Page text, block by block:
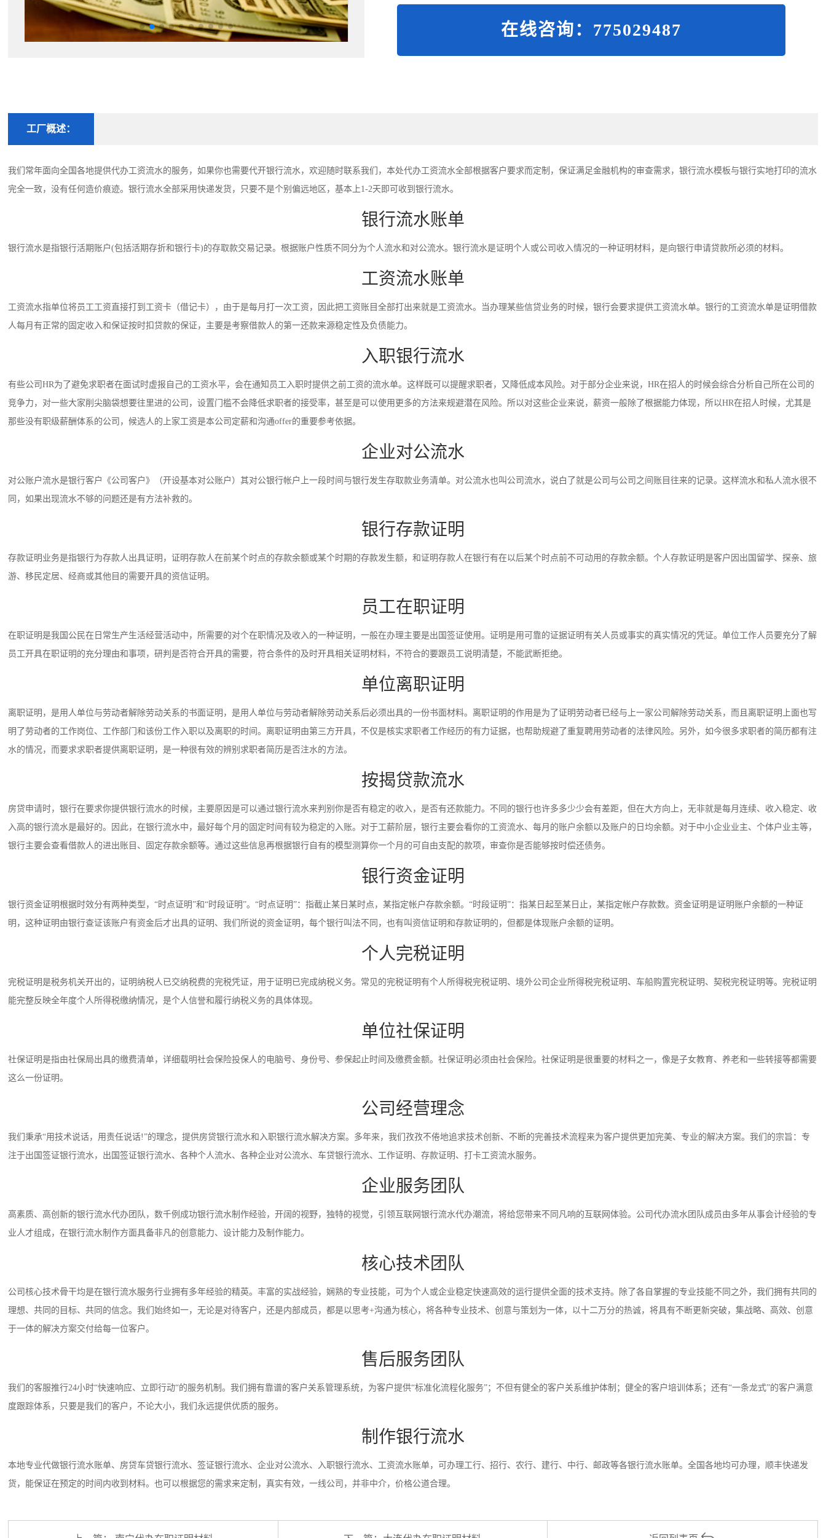
在线咨询：775029487
工厂概述：
我们常年面向全国各地提供代办工资流水的服务，如果你也需要代开银行流水，欢迎随时联系我们，本处代办工资流水全部根据客户要求而定制，保证满足金融机构的审查需求，银行流水模板与银行实地打印的流水
完全一致，没有任何造价痕迹。银行流水全部采用快递发货，只要不是个别偏远地区，基本上1-2天即可收到银行流水。
银行流水账单
银行流水是指银行活期账户(包括活期存折和银行卡)的存取款交易记录。根据账户性质不同分为个人流水和对公流水。银行流水是证明个人或公司收入情况的一种证明材料，是向银行申请贷款所必须的材料。
工资流水账单
工资流水指单位将员工工资直接打到工资卡（借记卡），由于是每月打一次工资，因此把工资账目全部打出来就是工资流水。当办理某些信贷业务的时候，银行会要求提供工资流水单。银行的工资流水单是证明借款
人每月有正常的固定收入和保证按时扣贷款的保证，主要是考察借款人的第一还款来源稳定性及负债能力。
入职银行流水
有些公司HR为了避免求职者在面试时虚报自己的工资水平，会在通知员工入职时提供之前工资的流水单。这样既可以提醒求职者，又降低成本风险。对于部分企业来说，HR在招人的时候会综合分析自己所在公司的
竞争力，对一些大家削尖脑袋想要往里进的公司，设置门槛不会降低求职者的接受率，甚至是可以使用更多的方法来规避潜在风险。所以对这些企业来说，薪资一般除了根据能力体现，所以HR在招人时候，尤其是
那些没有职级薪酬体系的公司，候选人的上家工资是本公司定薪和沟通offer的重要参考依据。
企业对公流水
对公账户流水是银行客户《公司客户》（开设基本对公账户）其对公银行帐户上一段时间与银行发生存取款业务清单。对公流水也叫公司流水，说白了就是公司与公司之间账目往来的记录。这样流水和私人流水很不
同，如果出现流水不够的问题还是有方法补救的。
银行存款证明
存款证明业务是指银行为存款人出具证明，证明存款人在前某个时点的存款余额或某个时期的存款发生额，和证明存款人在银行有在以后某个时点前不可动用的存款余额。个人存款证明是客户因出国留学、探亲、旅
游、移民定居、经商或其他目的需要开具的资信证明。
员工在职证明
在职证明是我国公民在日常生产生活经营活动中，所需要的对个在职情况及收入的一种证明，一般在办理主要是出国签证使用。证明是用可靠的证据证明有关人员或事实的真实情况的凭证。单位工作人员要充分了解
员工开具在职证明的充分理由和事项，研判是否符合开具的需要，符合条件的及时开具相关证明材料，不符合的要跟员工说明清楚，不能武断拒绝。
单位离职证明
离职证明，是用人单位与劳动者解除劳动关系的书面证明，是用人单位与劳动者解除劳动关系后必须出具的一份书面材料。离职证明的作用是为了证明劳动者已经与上一家公司解除劳动关系，而且离职证明上面也写
明了劳动者的工作岗位、工作部门和该份工作入职以及离职的时间。离职证明由第三方开具，不仅是核实求职者工作经历的有力证据，也帮助规避了重复聘用劳动者的法律风险。另外，如今很多求职者的简历都有注
水的情况，而要求求职者提供离职证明，是一种很有效的辨别求职者简历是否注水的方法。
按揭贷款流水
房贷申请时，银行在要求你提供银行流水的时候，主要原因是可以通过银行流水来判别你是否有稳定的收入，是否有还款能力。不同的银行也许多多少少会有差距，但在大方向上，无非就是每月连续、收入稳定、收
入高的银行流水是最好的。因此，在银行流水中，最好每个月的固定时间有较为稳定的入账。对于工薪阶层，银行主要会看你的工资流水、每月的账户余额以及账户的日均余额。对于中小企业业主、个体户业主等，
银行主要会查看借款人的进出账目、固定存款余额等。通过这些信息再根据银行自有的模型测算你一个月的可自由支配的款项，审查你是否能够按时偿还债务。
银行资金证明
银行资金证明根据时效分有两种类型，“时点证明”和“时段证明”。“时点证明”：指截止某日某时点，某指定帐户存款余额。“时段证明”：指某日起至某日止，某指定帐户存款数。资金证明是证明账户余额的一种证
明，这种证明由银行查证该账户有资金后才出具的证明、我们所说的资金证明，每个银行叫法不同，也有叫资信证明和存款证明的，但都是体现账户余额的证明。
个人完税证明
完税证明是税务机关开出的，证明纳税人已交纳税费的完税凭证，用于证明已完成纳税义务。常见的完税证明有个人所得税完税证明、境外公司企业所得税完税证明、车船购置完税证明、契税完税证明等。完税证明
能完整反映全年度个人所得税缴纳情况，是个人信誉和履行纳税义务的具体体现。
单位社保证明
社保证明是指由社保局出具的缴费清单，详细载明社会保险投保人的电脑号、身份号、参保起止时间及缴费金额。社保证明必须由社会保险。社保证明是很重要的材料之一，像是子女教育、养老和一些转接等都需要
这么一份证明。
公司经营理念
我们秉承“用技术说话，用责任说话!”的理念，提供房贷银行流水和入职银行流水解决方案。多年来，我们孜孜不倦地追求技术创新、不断的完善技术流程来为客户提供更加完美、专业的解决方案。我们的宗旨：专
注于出国签证银行流水，出国签证银行流水、各种个人流水、各种企业对公流水、车贷银行流水、工作证明、存款证明、打卡工资流水服务。
企业服务团队
高素质、高创新的银行流水代办团队，数千例成功银行流水制作经验，开阔的视野，独特的视觉，引领互联网银行流水代办潮流，将给您带来不同凡响的互联网体验。公司代办流水团队成员由多年从事会计经验的专
业人才组成，在银行流水制作方面具备非凡的创意能力、设计能力及制作能力。
核心技术团队
公司核心技术骨干均是在银行流水服务行业拥有多年经验的精英。丰富的实战经验，娴熟的专业技能，可为个人或企业稳定快速高效的运行提供全面的技术支持。除了各自掌握的专业技能不同之外，我们拥有共同的
理想、共同的目标、共同的信念。我们始终如一，无论是对待客户，还是内部成员，都是以思考+沟通为核心，将各种专业技术、创意与策划为一体，以十二万分的热诚，将具有不断更新突破，集战略、高效、创意
于一体的解决方案交付给每一位客户。
售后服务团队
我们的客服推行24小时“快速响应、立即行动“的服务机制。我们拥有靠谱的客户关系管理系统，为客户提供“标准化流程化服务”；不但有健全的客户关系维护体制；健全的客户培训体系；还有“一条龙式”的客户满意
度跟踪体系，只要是我们的客户，不论大小，我们永远提供优质的服务。
制作银行流水
本地专业代做银行流水账单、房贷车贷银行流水、签证银行流水、企业对公流水、入职银行流水、工资流水账单，可办理工行、招行、农行、建行、中行、邮政等各银行流水账单。全国各地均可办理，顺丰快递发
货，能保证在预定的时间内收到材料。也可以根据您的需求来定制，真实有效，一线公司，并非中介，价格公道合理。